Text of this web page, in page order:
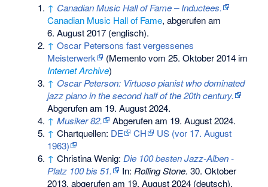
↑ Canadian Music Hall of Fame – Inductees.
Canadian Music Hall of Fame, abgerufen am
6. August 2017 (englisch).
↑ Oscar Petersons fast vergessenes
Meisterwerk
(Mementovom 25. Oktober 2014 im
Internet Archive)
↑ Oscar Peterson: Virtuoso pianist who dominated
jazz piano in the second half of the 20th century.
Abgerufen am 19. August 2024.
↑ Musiker 82. Abgerufen am 19. August 2024.
↑ Chartquellen: DE CH
US (vor 17. August
1963)
↑ Christina Wenig: Die 100 besten Jazz-Alben -
Platz 100 bis 51.
In: Rolling Stone. 30. Oktober
2013, abgerufen am 19. August 2024 (deutsch).